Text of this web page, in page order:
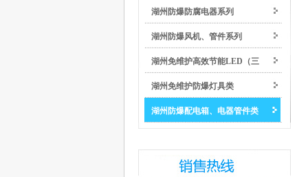
湖州防爆防腐电器系列
湖州防爆风机、管件系列
湖州免维护高效节能LED（三
防）防爆灯具类
湖州免维护防爆灯具类
湖州防爆配电箱、电器管件类